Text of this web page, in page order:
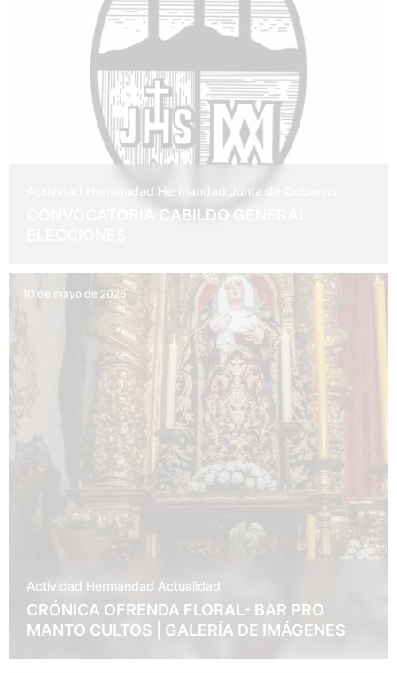
Actividad Hermandad Hermandad Junta de Gobierno
CONVOCATORIA CABILDO GENERAL
10 de mayo de 2026
Actividad Hermandad Actualidad
CRÓNICA OFRENDA FLORAL- BAR PRO
MANTO CULTOS | GALERÍA DE IMÁGENES